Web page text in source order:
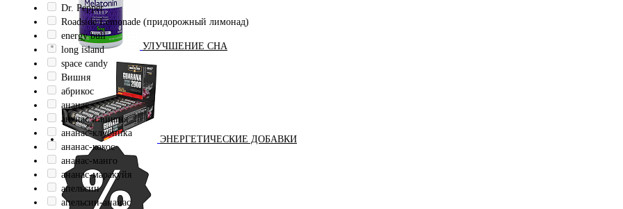
УЛУЧШЕНИЕ СНА
ЭНЕРГЕТИЧЕСКИЕ ДОБАВКИ
Dr. Pepper
Roadside Lemonade (придорожный лимонад)
energy bull
long island
space candy
Вишня
абрикос
ананас
ананас и вишня
ананас-клубника
ананас-кокос
ананас-манго
ананас-маракуйя
апельсин
апельсин-ананас